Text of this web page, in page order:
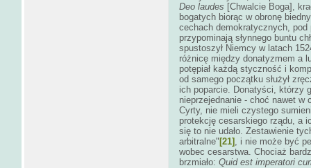
Deo laudes [Chwalcie Boga],
bogatych biorąc w obronę
cechach demokratycznych, pod
przypominają słynnego buntu
spustoszył Niemcy w latach
różnicę między donatyzmem a
potępiał każdą styczność i
od samego początku służył
ich poparcie. Donatyści, którzy
nieprzejednanie - choć nawet
Cyrty, nie mieli czystego
protekcję cesarskiego rządu, a
się to nie udało. Zestawienie
arbitralne" [21] , i nie może być
wobec cesarstwa. Chociaż
brzmiało: Quid est imperatori